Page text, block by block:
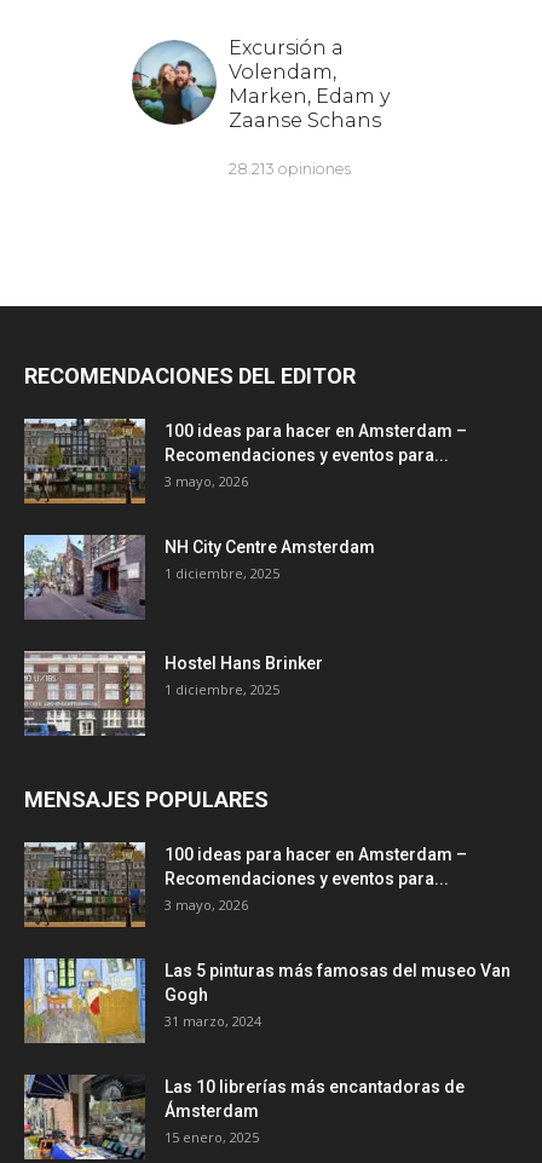
RECOMENDACIONES DEL EDITOR
100 ideas para hacer en Amsterdam –
Recomendaciones y eventos para...
3 mayo, 2026
NH City Centre Amsterdam
1 diciembre, 2025
Hostel Hans Brinker
1 diciembre, 2025
MENSAJES POPULARES
100 ideas para hacer en Amsterdam –
Recomendaciones y eventos para...
3 mayo, 2026
Las 5 pinturas más famosas del museo Van
Gogh
31 marzo, 2024
Las 10 librerías más encantadoras de
Ámsterdam
15 enero, 2025